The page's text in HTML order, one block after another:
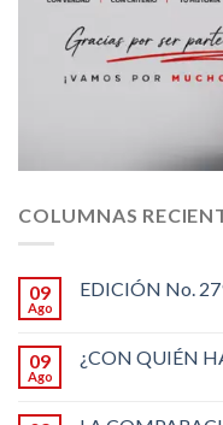
COLUMNAS
09
Ago
EDICIÓN No.
09
Ago
¿CON QUIÉN